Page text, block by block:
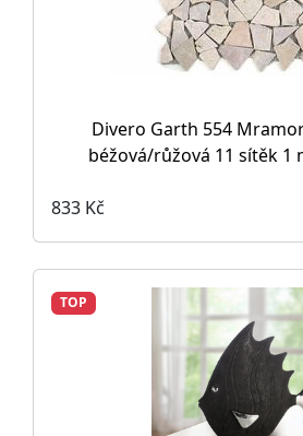
Divero Garth 554
béžová/růžová 11 sítěk 1
833 Kč
TOP